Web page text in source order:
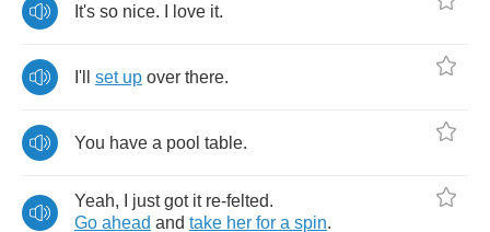
It's so nice. love it.
I'll set up over there.
You have a pool table.
Yeah, just got it re-felted.
Go ahead and take her for a spin.